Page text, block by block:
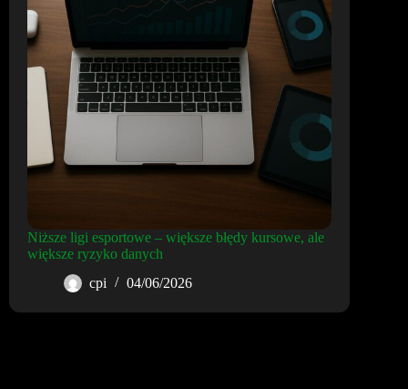
Niższe ligi esportowe – większe błędy kursowe, ale
większe ryzyko danych
cpi
04/06/2026